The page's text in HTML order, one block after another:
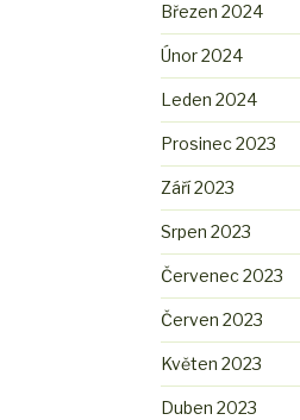
Březen 2024
Únor 2024
Leden 2024
Prosinec 2023
Září 2023
Srpen 2023
Červenec 2023
Červen 2023
Květen 2023
Duben 2023